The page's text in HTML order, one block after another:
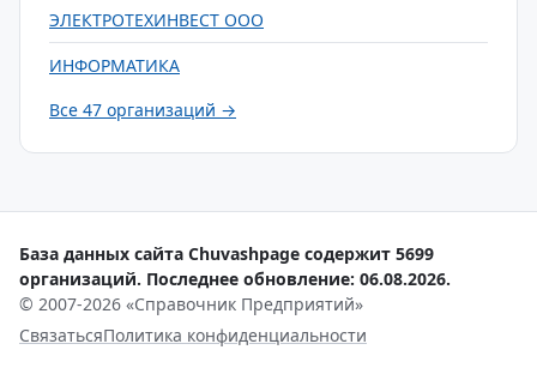
ЭЛЕКТРОТЕХИНВЕСТ ООО
ИНФОРМАТИКА
Все 47 организаций →
База данных сайта Chuvashpage содержит 5699
организаций. Последнее обновление: 06.08.2026.
© 2007-2026 «Справочник Предприятий»
СвязатьсяПолитика конфиденциальности